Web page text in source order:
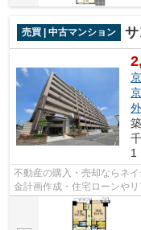
売買 | 中古マンション
1
不動産の購入・売却ならネ
金計画作成・住宅ローンや
お応えさせていただきます。